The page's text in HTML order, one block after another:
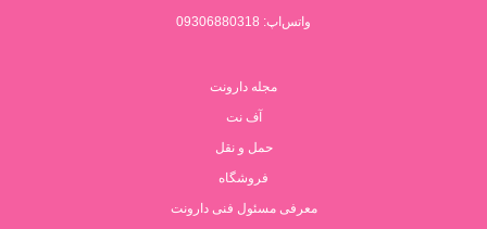
واتس‌اپ: 09306880318
مجله دارونت
آف نت
حمل و نقل
فروشگاه
معرفی مسئول فنی دارونت